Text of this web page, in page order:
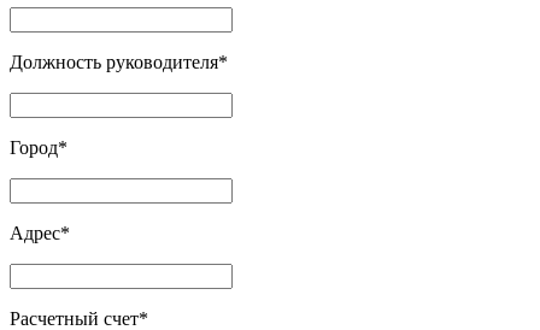
Должность руководителя*
Город*
Адрес*
Расчетный счет*